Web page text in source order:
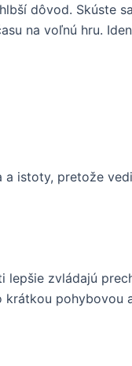
dôvod. Skúste
na voľnú hru.
istoty, pretože
lepšie zvládajú
pohybovou